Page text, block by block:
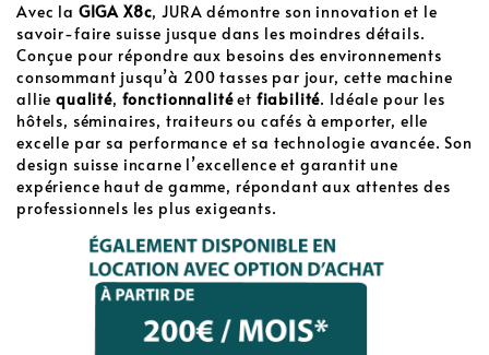
Avec la GIGA X8c, JURA démontre son innovation et le
savoir-faire suisse jusque dans les moindres détails.
Conçue pour répondre aux besoins des environnements
consommant jusqu’à 200 tasses par jour, cette machine
alliequalité, fonctionnalitéet fiabilité. Idéale pour les
hôtels, séminaires, traiteurs ou cafés à emporter, elle
excelle par sa performance et sa technologie avancée. Son
design suisse incarne l’excellence et garantit une
expérience haut de gamme, répondant aux attentes des
professionnels les plus exigeants.